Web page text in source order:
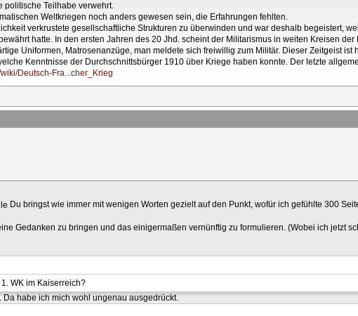
politische Teilhabe verwehrt.
Weltkriegen noch anders gewesen sein, die Erfahrungen fehlten.
verkrustete gesellschaftliche Strukturen zu überwinden und war deshalb begeistert,
hatte. In den ersten Jahren des 20 Jhd. scheint der Militarismus in weiten Kreisen
Uniformen, Matrosenanzüge, man meldete sich freiwillig zum Militär. Dieser Zeitgeist ist
Kenntnisse der Durchschnittsbürger 1910 über Kriege haben konnte. Der letzte
Deutsch-Fra...cher_Krieg
Du bringst wie immer mit wenigen Worten gezielt auf den Punkt, wofür ich gefühlte 300
Gedanken zu bringen und das einigermaßen vernünftig zu formulieren. (Wobei ich jetzt
WK im Kaiserreich?
habe ich mich wohl ungenau ausgedrückt.